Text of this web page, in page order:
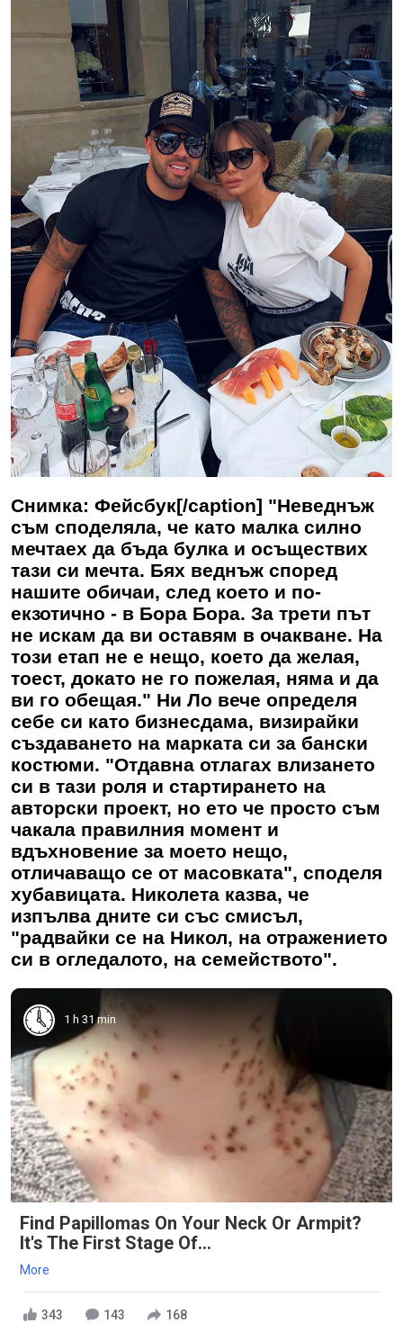
Снимка: Фейсбук[/caption] "Неведнъж
съм споделяла, че като малка силно
мечтаех да бъда булка и осъществих
тази си мечта. Бях веднъж според
нашите обичаи, след което и по-
екзотично - в Бора Бора. За трети път
не искам да ви оставям в очакване. На
този етап не е нещо, което да желая,
тоест, докато не го пожелая, няма и да
ви го обещая." Ни Ло вече определя
себе си като бизнесдама, визирайки
създаването на марката си за бански
костюми. "Отдавна отлагах влизането
си в тази роля и стартирането на
авторски проект, но ето че просто съм
чакала правилния момент и
вдъхновение за моето нещо,
отличаващо се от масовката", споделя
хубавицата. Николета казва, че
изпълва дните си със смисъл,
"радвайки се на Никол, на отражението
си в огледалото, на семейството".
1 h 31 min
Find Papillomas On Your Neck Or Armpit?
It's The First Stage Of...
More
343 143 168